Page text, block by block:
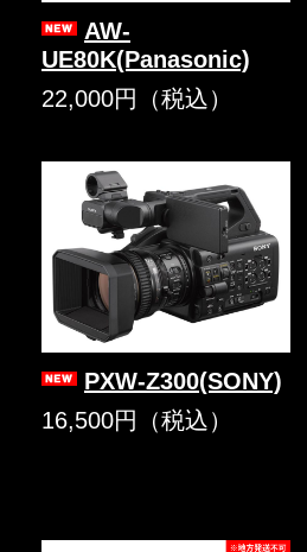
AW-
UE80K(Panasonic)
22,000円（税込）
PXW-Z300(SONY)
16,500円（税込）